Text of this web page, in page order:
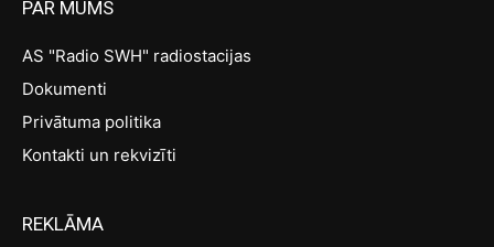
PAR MUMS
AS "Radio SWH" radiostacijas
Dokumenti
Privātuma politika
Kontakti un rekvizīti
REKLĀMA